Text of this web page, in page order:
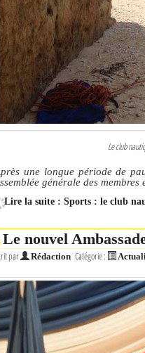
Le club
une longue période de
générale des
Lire la suite : Sports : le club
Le nouvel
par Rédaction Catégorie :